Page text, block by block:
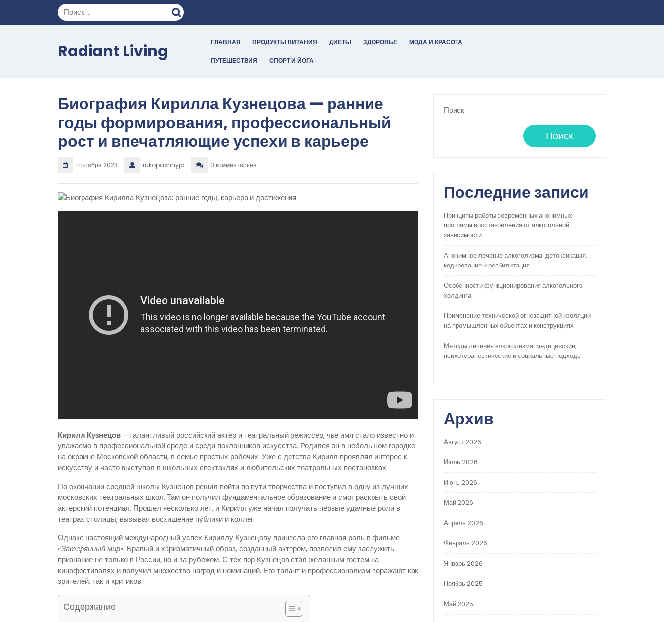
содержимому
Radiant Living ГЛАВНАЯ ПРОДУКТЫ ПИТАНИЯ ДИЕТЫ ЗДОРОВЬЕ МОДА И КРАСОТА
ПУТЕШЕСТВИЯ СПОРТ И ЙОГА
Биография Кирилла Кузнецова — ранние
годы формирования, профессиональный
рост и впечатляющие успехи в карьере
1 октября 2023 rukopashnyjb 0 комментариев
Кирилл Кузнецов – талантливый российский актёр и театральный режиссер, чье имя стало известно и
уважаемо в профессиональной среде и среди поклонников искусства. Родился он в небольшом городке
на окраине Московской области, в семье простых рабочих. Уже с детства Кирилл проявлял интерес к
искусству и часто выступал в школьных спектаклях и любительских театральных постановках.
По окончании средней школы Кузнецов решил пойти по пути творчества и поступил в одну из лучших
московских театральных школ. Там он получил фундаментальное образование и смог раскрыть свой
актерский потенциал. Прошел несколько лет, и Кирилл уже начал получать первые удачные роли в
театрах столицы, вызывая восхищение публики и коллег.
Однако настоящий международный успех Кириллу Кузнецову принесла его главная роль в фильме
«Затерянный мир«. Бравый и харизматичный образ, созданный актером, позволил ему заслужить
признание не только в России, но и за рубежом. С тех пор Кузнецов стал желанным гостем на
кинофестивалях и получил множество наград и номинаций. Его талант и профессионализм поражают как
зрителей, так и критиков.
Содержание
Поиск
Поиск
Последние записи
Принципы работы современных анонимных
программ восстановления от алкогольной
зависимости
Анонимное лечение алкоголизма: детоксикация,
кодирование и реабилитация
Особенности функционирования алкогольного
холдинга
Применение технической огнезащитной изоляции
на промышленных объектах и конструкциях
Методы лечения алкоголизма: медицинские,
психотерапевтические и социальные подходы
Архив
Август 2026
Июль 2026
Июнь 2026
Май 2026
Апрель 2026
Февраль 2026
Январь 2026
Ноябрь 2025
Май 2025